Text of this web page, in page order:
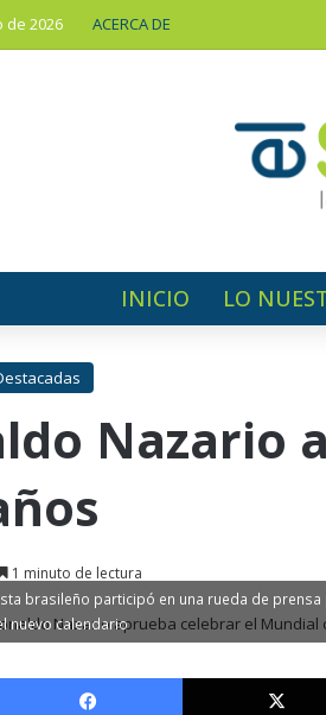
de 2026 ACERCA DE
INICIO LO
Nazario
1 minuto de lectura
brasileño participó en una rueda de
nuevo calendario
Facebook